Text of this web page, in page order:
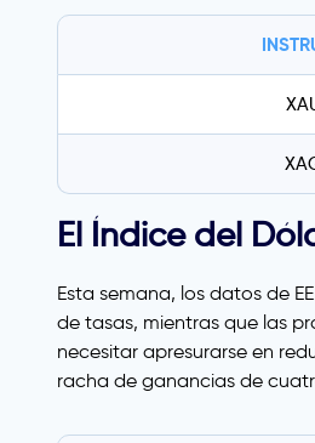
El Índice del
Esta semana, los datos de
de tasas, mientras que las
necesitar apresurarse en
racha de ganancias de